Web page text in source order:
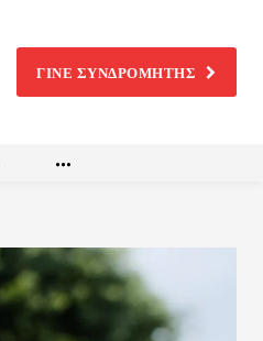
ΓΙΝΕ ΣΥΝΔΡΟΜΗΤΗΣ